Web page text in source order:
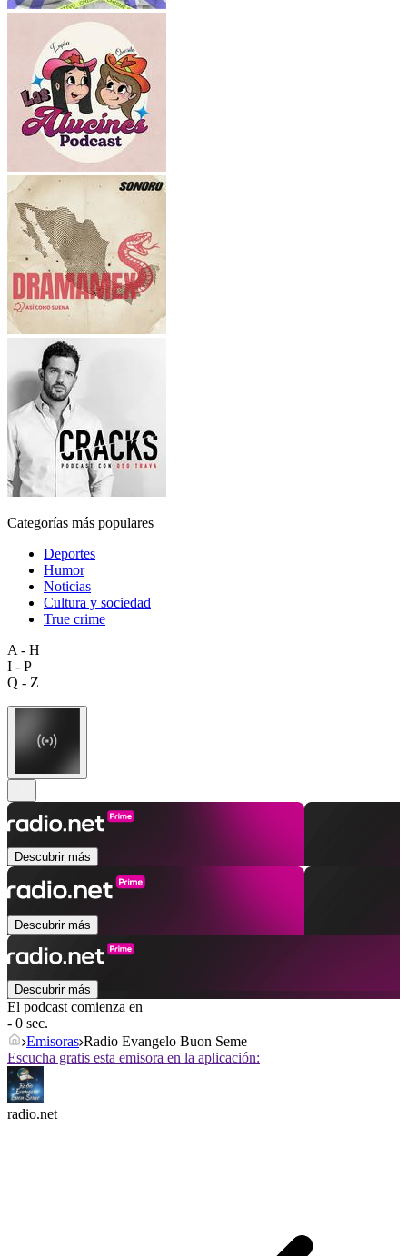
Categorías más populares
Deportes
Humor
Noticias
Cultura y sociedad
True crime
A - H
I - P
Q - Z
Descubrir más
Descubrir más
Descubrir más
El podcast comienza en
- 0 sec.
Emisoras Radio Evangelo Buon Seme
Escucha gratis esta emisora en la aplicación:
radio.net